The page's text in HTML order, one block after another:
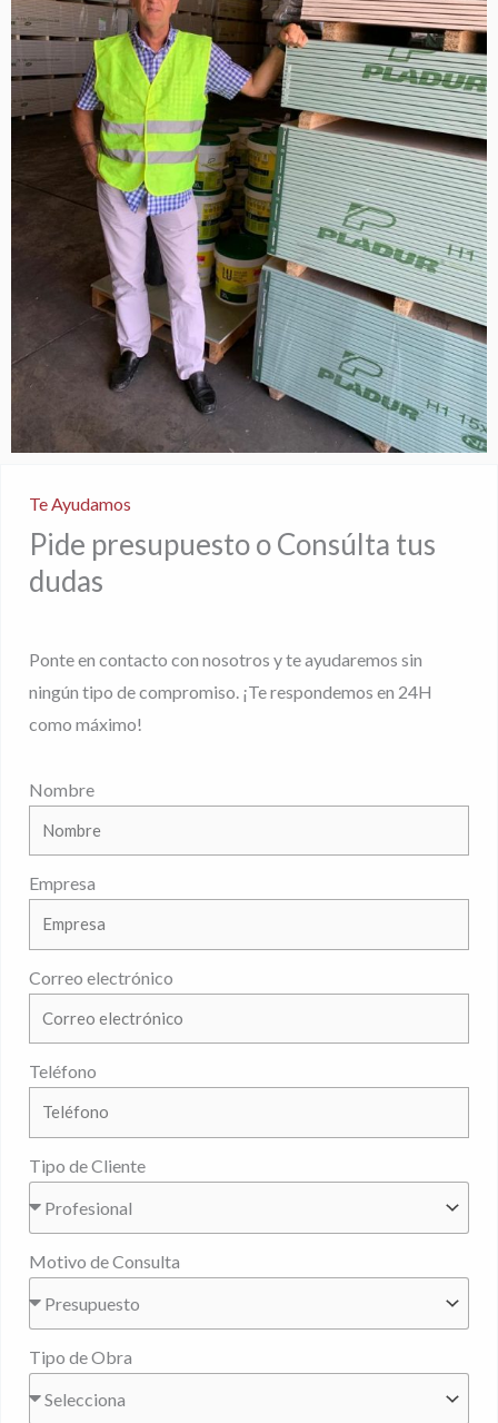
Te Ayudamos
Pide presupuesto o Consúlta tus
dudas
Ponte en contacto con nosotros y te ayudaremos sin
ningún tipo de compromiso. ¡Te respondemos en 24H
como máximo!
Nombre
Empresa
Correo electrónico
Teléfono
Tipo de Cliente
Motivo de Consulta
Tipo de Obra